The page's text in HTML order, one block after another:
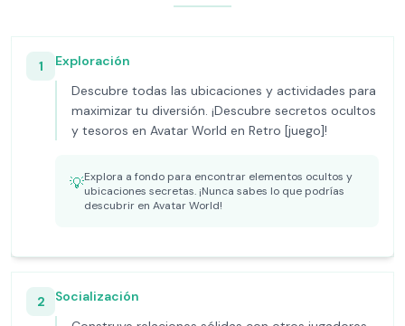
1
Exploración
Descubre todas las ubicaciones y actividades para
maximizar tu diversión. ¡Descubre secretos ocultos
y tesoros en Avatar World en Retro [juego]!
💡Explora a fondo para encontrar elementos ocultos y
ubicaciones secretas. ¡Nunca sabes lo que podrías
descubrir en Avatar World!
2
Socialización